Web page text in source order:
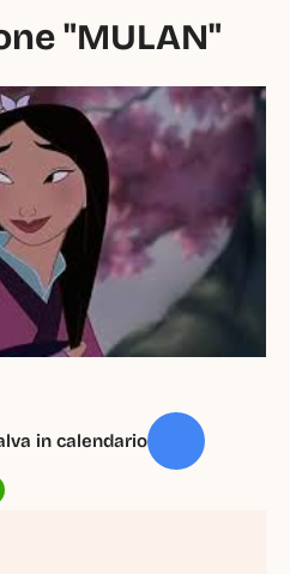
"MULAN"
in calendario